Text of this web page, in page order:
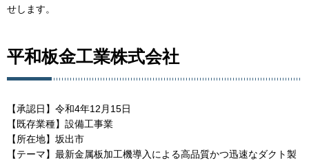
せします。
平和板金工業株式会社
【承認日】令和4年12月15日
【既存業種】設備工事業
【所在地】坂出市
【テーマ】最新金属板加工機導入による高品質かつ迅速なダクト製